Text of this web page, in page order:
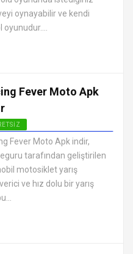
oynayabilir ve kendi
Fever Moto Apk
İYI ANDROID APK OYUNLARI
Fever Moto Apk indir,
tarafından geliştirilen
motosiklet yarış
ve hız dolu bir yarış